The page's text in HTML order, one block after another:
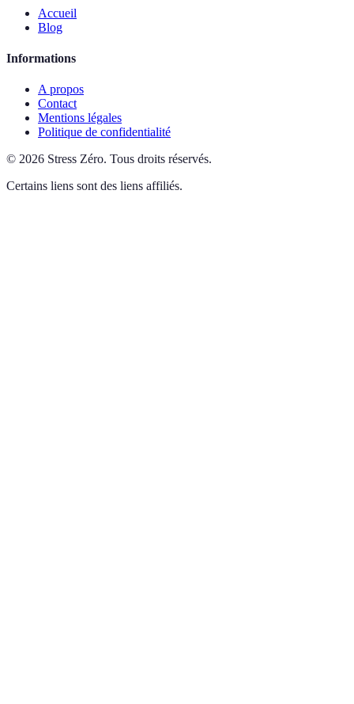
Accueil
Blog
Informations
A propos
Contact
Mentions légales
Politique de confidentialité
© 2026 Stress Zéro. Tous droits réservés.
Certains liens sont des liens affiliés.